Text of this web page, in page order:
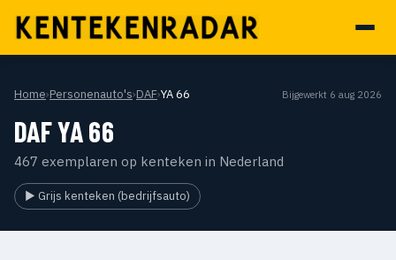
Home›Personenauto's›DAF›YA 66 Bijgewerkt 6 aug 2026
DAF YA 66
467 exemplaren op kenteken in Nederland
▶ Grijs kenteken (bedrijfsauto)